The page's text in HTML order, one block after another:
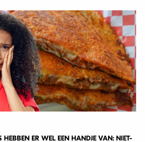
HEBBEN ER WEL EEN HANDJE VAN: NIET-